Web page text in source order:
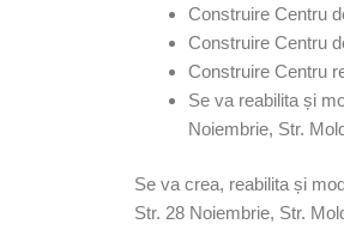
Construire Centru
Construire Centru
Construire Centru
Se va reabilita și
Noiembrie, Str.
Se va crea, reabilita și
Str. 28 Noiembrie, Str.